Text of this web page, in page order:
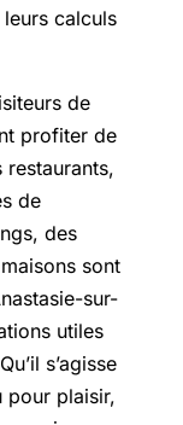
calculs
de
profiter de
de
des
sont
sur-
utiles
s’agisse
pour plaisir,